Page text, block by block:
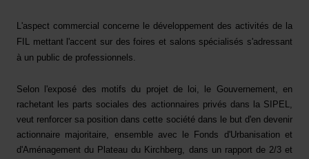
L'aspect commercial concerne le développement des activités de la
FIL mettant l'accent sur des foires et salons spécialisés s'adressant
à un public de professionnels.
Selon l'exposé des motifs du projet de loi, le Gouvernement, en
rachetant les parts sociales des actionnaires privés dans la SIPEL,
veut renforcer sa position dans cette société dans le but d'en devenir
actionnaire majoritaire, ensemble avec le Fonds d'Urbanisation et
d'Aménagement du Plateau du Kirchberg, dans un rapport de 2/3 et